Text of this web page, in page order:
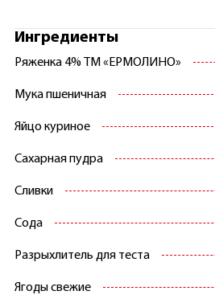
Ингредиенты
Ряженка 4% ТМ «ЕРМОЛИНО»
Мука пшеничная
Яйцо куриное
Сахарная пудра
Сливки
Сода
Разрыхлитель для теста
Ягоды свежие